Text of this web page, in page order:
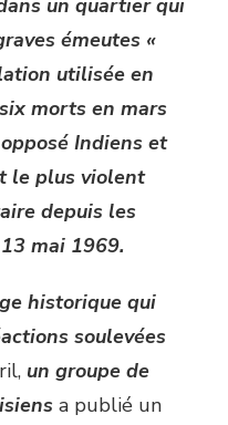
un quartier qui
émeutes «
utilisée en
morts en mars
Indiens et
le plus violent
depuis les
mai 1969.
historique qui
soulevées
un groupe de
a publié un